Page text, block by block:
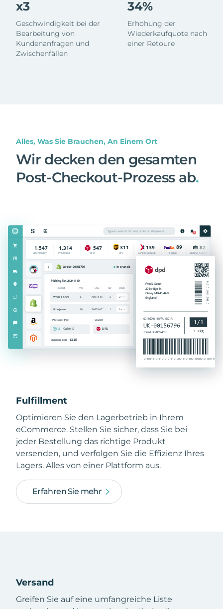
x3
Geschwindigkeit bei der
Bearbeitung von
Kundenanfragen und
Zwischenfällen
34%
Erhöhung der
Wiederkaufquote nach
einer Retoure
Alles, Was Sie Brauchen, An Einem Ort
Wir decken den gesamten
Post-Checkout-Prozess ab.
Fulfillment
Optimieren Sie den Lagerbetrieb in Ihrem
eCommerce. Stellen Sie sicher, dass Sie bei
jeder Bestellung das richtige Produkt
versenden, und verfolgen Sie die Effizienz Ihres
Lagers. Alles von einer Plattform aus.
Erfahren Sie mehr
Versand
Greifen Sie auf eine umfangreiche Liste